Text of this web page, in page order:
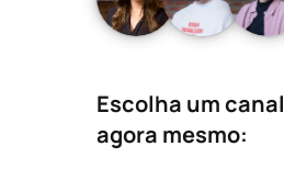
Escolha um
agora mesmo: